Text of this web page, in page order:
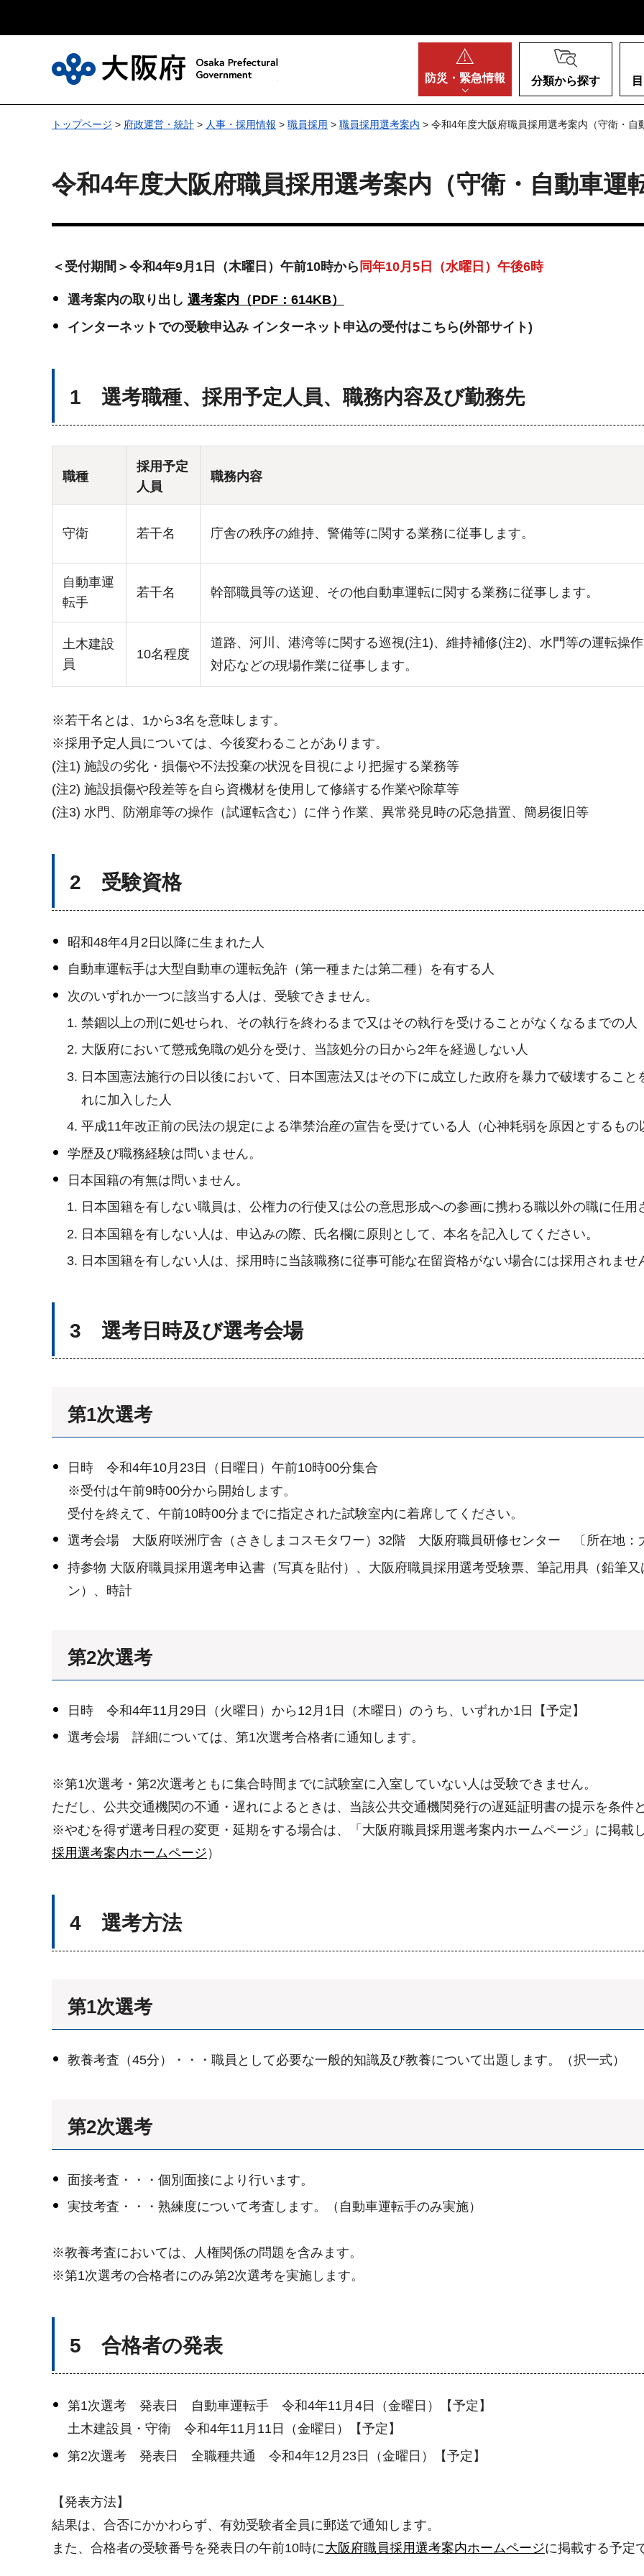
防災・ 緊急情報 分類から探す
トップページ > 府政運営・統計 > 人事・採用情報 > 職員採用 > 職員採用選考案内 > 令和4年度大阪府職員採用選考案内（守衛・自
令和4年度大阪府職員採用選考案内（守衛・自動車運
＜受付期間＞令和4年9月1日（木曜日）午前10時から 同年10月5日（水曜日）午後6時
選考案内の取り出し 選考案内（PDF：614KB）
インターネットでの受験申込み インターネット申込の受付はこちら(外部サイト)
1 選考職種、採用予定人員、職務内容及び勤務先
職種
採用予定
人員
職務内容
守衛 若干名 庁舎の秩序の維持、警備等に関する業務に従事します。
自動車運
転手
若干名 幹部職員等の送迎、その他自動車運転に関する業務に従事します。
土木建設
員
10名程度
道路、河川、港湾等に関する巡視(注1)、維持補修(注2)、水門等の運転操
対応などの現場作業に従事します。
※若干名とは、1から3名を意味します。
※採用予定人員については、今後変わることがあります。
(注1) 施設の劣化・損傷や不法投棄の状況を目視により把握する業務等
(注2) 施設損傷や段差等を自ら資機材を使用して修繕する作業や除草等
(注3) 水門、防潮扉等の操作（試運転含む）に伴う作業、異常発見時の応急措置、簡易復旧等
2 受験資格
昭和48年4月2日以降に生まれた人
自動車運転手は大型自動車の運転免許（第一種または第二種）を有する人
次のいずれか一つに該当する人は、受験できません。
禁錮以上の刑に処せられ、その執行を終わるまで又はその執行を受けることがなくなるまでの人
大阪府において懲戒免職の処分を受け、当該処分の日から2年を経過しない人
日本国憲法施行の日以後において、日本国憲法又はその下に成立した政府を暴力で破壊するこ
れに加入した人
平成11年改正前の民法の規定による準禁治産の宣告を受けている人（心神耗弱を原因とするもの
学歴及び職務経験は問いません。
日本国籍の有無は問いません。
日本国籍を有しない職員は、公権力の行使又は公の意思形成への参画に携わる職以外の職に任用
日本国籍を有しない人は、申込みの際、氏名欄に原則として、本名を記入してください。
日本国籍を有しない人は、採用時に当該職務に従事可能な在留資格がない場合には採用されませ
3 選考日時及び選考会場
第1次選考
日時 令和4年10月23日（日曜日）午前10時00分集合
※受付は午前9時00分から開始します。
受付を終えて、午前10時00分までに指定された試験室内に着席してください。
選考会場 大阪府咲洲庁舎（さきしまコスモタワー）32階 大阪府職員研修センター 〔所在地：
持参物 大阪府職員採用選考申込書（写真を貼付）、大阪府職員採用選考受験票、筆記用具（鉛筆
ン）、時計
第2次選考
日時 令和4年11月29日（火曜日）から12月1日（木曜日）のうち、いずれか1日【予定】
選考会場 詳細については、第1次選考合格者に通知します。
※第1次選考・第2次選考ともに集合時間までに試験室に入室していない人は受験できません。
ただし、公共交通機関の不通・遅れによるときは、当該公共交通機関発行の遅延証明書の提示を条件
※やむを得ず選考日程の変更・延期をする場合は、「大阪府職員採用選考案内ホームページ」に掲載
採用選考案内ホームページ ）
4 選考方法
第1次選考
教養考査（45分）・・・職員として必要な一般的知識及び教養について出題します。（択一式）
第2次選考
面接考査・・・個別面接により行います。
実技考査・・・熟練度について考査します。（自動車運転手のみ実施）
※教養考査においては、人権関係の問題を含みます。
※第1次選考の合格者にのみ第2次選考を実施します。
5 合格者の発表
第1次選考 発表日 自動車運転手 令和4年11月4日（金曜日）【予定】
土木建設員・守衛 令和4年11月11日（金曜日）【予定】
第2次選考 発表日 全職種共通 令和4年12月23日（金曜日）【予定】
【発表方法】
結果は、合否にかかわらず、有効受験者全員に郵送で通知します。
また、合格者の受験番号を発表日の午前10時に大阪府職員採用選考案内ホームページに掲載する予定